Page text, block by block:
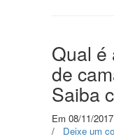
Qual é
de
Saiba
Em 08/11/2017
/ Deixe um